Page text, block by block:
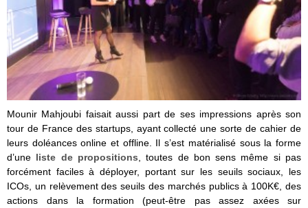
Mounir Mahjoubi faisait aussi part de ses impressions après son
tour de France des startups, ayant collecté une sorte de cahier de
leurs doléances online et offline. Il s’est matérialisé sous la forme
d’une liste de propositions , toutes de bon sens même si pas
forcément faciles à déployer, portant sur les seuils sociaux, les
ICOs, un relèvement des seuils des marchés publics à 100K€, des
actions dans la formation (peut-être pas assez axées sur